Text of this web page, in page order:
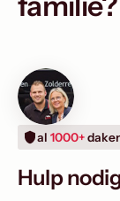
al 1000+
Hulp